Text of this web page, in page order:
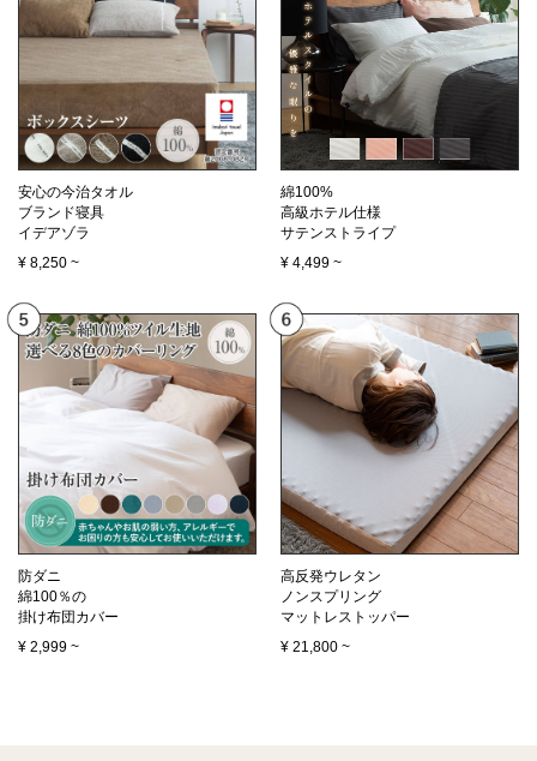
安心の今治タオル
ブランド寝具
イデアゾラ
¥ 8,250 ~
綿100%
高級ホテル仕様
サテンストライプ
¥ 4,499 ~
防ダニ
綿100％の
掛け布団カバー
¥ 2,999 ~
高反発ウレタン
ノンスプリング
マットレストッパー
¥ 21,800 ~